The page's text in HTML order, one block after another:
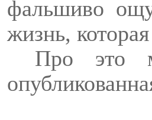
фальшиво
жизнь,
Про это